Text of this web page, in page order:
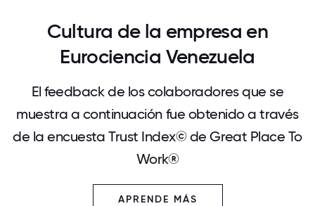
Cultura de la empresa en
Eurociencia Venezuela
El feedback de los colaboradores que se
muestra a continuación fue obtenido a través
de la encuesta Trust Index© de Great Place To
Work®
APRENDE MÁS